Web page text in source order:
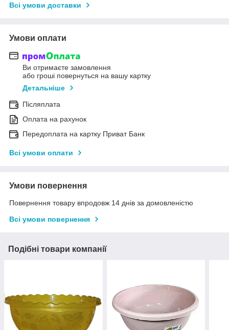
Всі умови доставки
Умови оплати
Ви отримаєте замовлення
або гроші повернуться на вашу картку
Детальніше
Післяплата
Оплата на рахунок
Передоплата на картку Приват Банк
Всі умови оплати
Умови повернення
Повернення товару впродовж 14 днів за домовленістю
Всі умови повернення
Подібні товари компанії